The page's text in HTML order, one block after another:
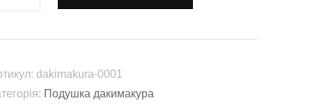
dakimakura-0001
Подушка дакимакура